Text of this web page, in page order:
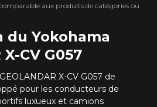
Yokohama
CV G057
X-CV G057 de
pour les conducteurs de
luxueux et camions
aux produits de catégories ou
le
X-CV G057